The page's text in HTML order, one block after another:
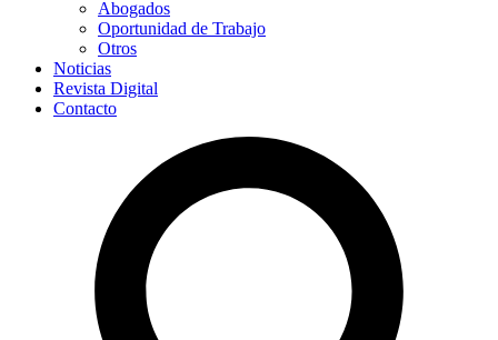
Abogados
Oportunidad de Trabajo
Otros
Noticias
Revista Digital
Contacto